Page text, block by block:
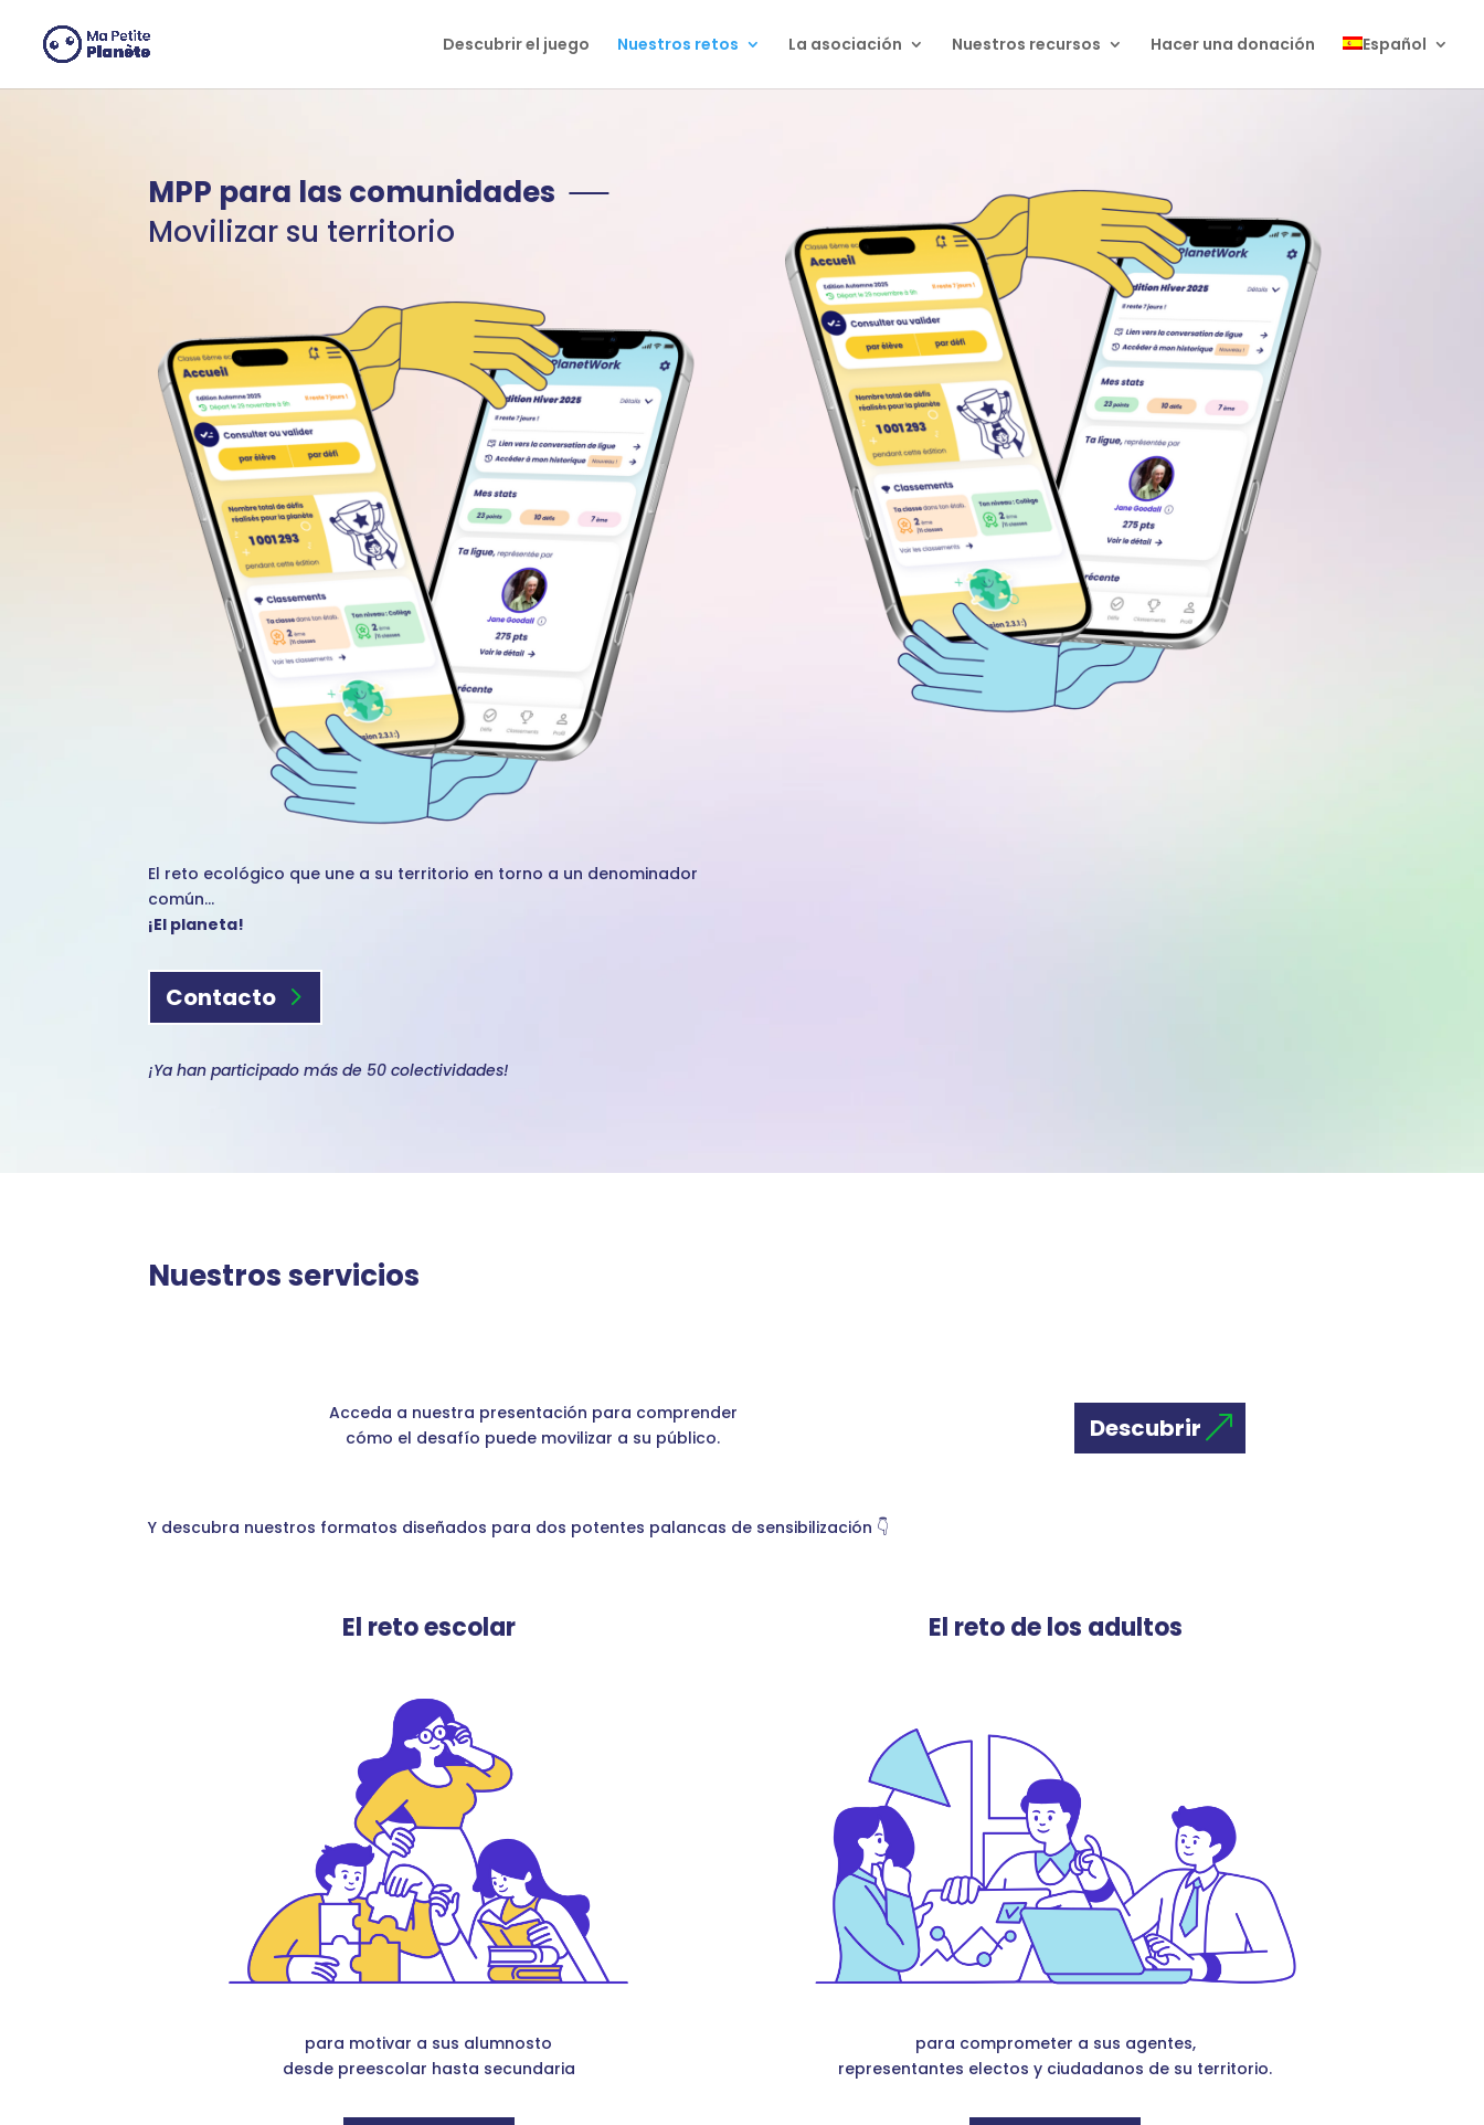
Descubrir el juego Nuestros retos La asociación Nuestros recursos Hacer una donación Español
MPP para las comunidades
Movilizar su territorio
El reto ecológico que une a su territorio en torno a un denominador
común...
¡El planeta!
Contacto
¡Ya han participado más de 50 colectividades!
Nuestros servicios
Acceda a nuestra presentación para comprender
cómo el desafío puede movilizar a su público.
Descubrir
Y descubra nuestros formatos diseñados para dos potentes palancas de sensibilización 👇
El reto escolar
para motivar a sus alumnosto
desde preescolar hasta secundaria
El reto de los adultos
para comprometer a sus agentes,
representantes electos y ciudadanos de su territorio.